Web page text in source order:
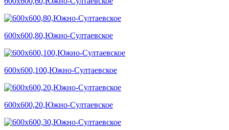
600х600,80,Южно-Султаевское
600х600,100,Южно-Султаевское
600х600,20,Южно-Султаевское